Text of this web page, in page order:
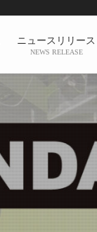
ニュースリリース
NEWS RELEASE